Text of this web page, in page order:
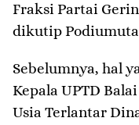
Fraksi Partai
dikutip
Sebelumnya, hal
Kepala UPTD
Usia Terlantar